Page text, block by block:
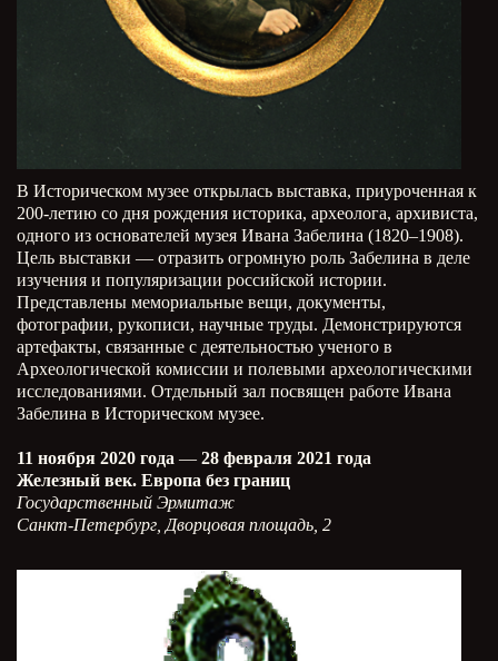
В Историческом музее открылась выставка, приуроченная к
200-летию со дня рождения историка, археолога, архивиста,
одного из основателей музея Ивана Забелина (1820–1908).
Цель выставки — отразить огромную роль Забелина в деле
изучения и популяризации российской истории.
Представлены мемориальные вещи, документы,
фотографии, рукописи, научные труды. Демонстрируются
артефакты, связанные с деятельностью ученого в
Археологической комиссии и полевыми археологическими
исследованиями. Отдельный зал посвящен работе Ивана
Забелина в Историческом музее.
11 ноября 2020 года — 28 февраля 2021 года
Железный век. Европа без границ
Государственный Эрмитаж
Санкт-Петербург, Дворцовая площадь, 2